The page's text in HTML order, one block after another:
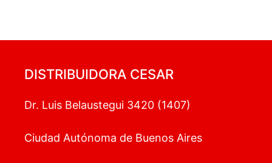
DISTRIBUIDORA CESAR
Dr. Luis Belaustegui 3420 (1407)
Ciudad Autónoma de Buenos Aires